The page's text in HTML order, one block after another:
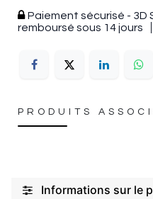
Paiement sécurisé - 3D
remboursé sous 14 jours
PRODUITS
Informations sur le